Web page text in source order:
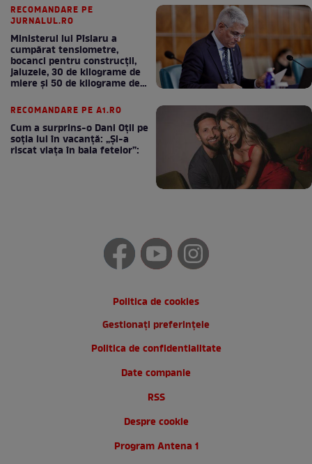
RECOMANDARE PE
JURNALUL.RO
Ministerul lui Pîslaru a
cumpărat tensiometre,
bocanci pentru construcții,
jaluzele, 30 de kilograme de
miere și 50 de kilograme de
RECOMANDARE PE A1.RO
Cum a surprins-o Dani Oțil pe
soția lui în vacanță: „Și-a
riscat viața în baia fetelor”:
Politica de cookies
Gestionați preferințele
Politica de confidentialitate
Date companie
RSS
Despre cookie
Program Antena 1